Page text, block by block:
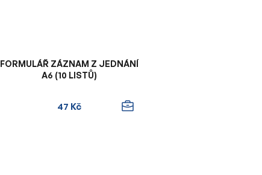
FORMULÁŘ ZÁZNAM Z JEDNÁNÍ
A6 (10 LISTŮ)
47 Kč